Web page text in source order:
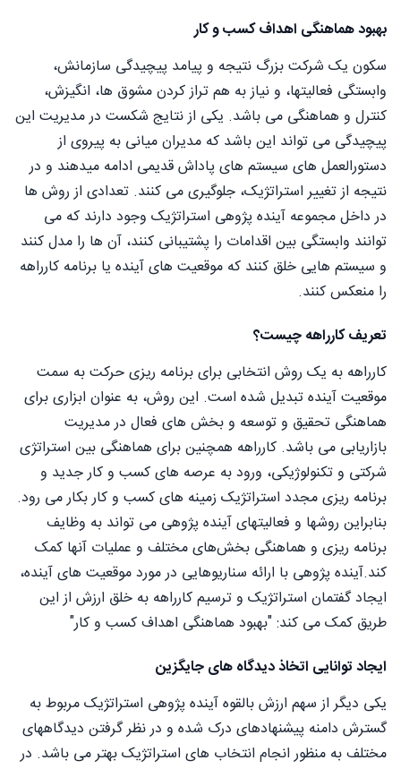
بهبود هماهنگی اهداف کسب و کار
سکون یک شرکت بزرگ نتیجه و پیامد پیچیدگی سازمانش،
وابستگی فعالیتها، و نیاز به هم تراز کردن مشوق ها، انگیزش،
کنترل و هماهنگی می باشد. یکی از نتایج شکست در مدیریت این
پیچیدگی می تواند این باشد که مدیران میانی به پیروی از
دستورالعمل های سیستم های پاداش قدیمی ادامه میدهند و در
نتیجه از تغییر استراتژیک، جلوگیری می کنند. تعدادی از روش ها
در داخل مجموعه آینده پژوهی استراتژیک وجود دارند که می
توانند وابستگی بین اقدامات را پشتیبانی کنند، آن ها را مدل کنند
و سیستم هایی خلق کنند که موقعیت های آینده یا برنامه کارراهه
را منعکس کنند.
تعریف کارراهه چیست؟
کارراهه به یک روش انتخابی برای برنامه ریزی حرکت به سمت
موقعیت آینده تبدیل شده است. این روش، به عنوان ابزاری برای
هماهنگی تحقیق و توسعه و بخش های فعال در مدیریت
بازاریابی می باشد. کارراهه همچنین برای هماهنگی بین استراتژی
شرکتی و تکنولوژیکی، ورود به عرصه های کسب و کار جدید و
برنامه ریزی مجدد استراتژیک زمینه های کسب و کار بکار می رود.
بنابراین روشها و فعالیتهای آینده پژوهی می تواند به وظایف
برنامه ریزی و هماهنگی بخش‌های مختلف و عملیات آنها کمک
کند.آینده پژوهی با ارائه سناریوهایی در مورد موقعیت های آینده،
ایجاد گفتمان استراتژیک و ترسیم کارراهه به خلق ارزش از این
طریق کمک می کند: "بهبود هماهنگی اهداف کسب و کار"
ایجاد توانایی اتخاذ دیدگاه های جایگزین
یکی دیگر از سهم ارزش بالقوه آینده پژوهی استراتژیک مربوط به
گسترش دامنه پیشنهادهای درک شده و در نظر گرفتن دیدگاههای
مختلف به منظور انجام انتخاب های استراتژیک بهتر می باشد. در